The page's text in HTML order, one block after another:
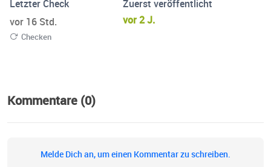
Letzter Check
vor 16 Std.
Checken
Zuerst veröffentlicht
vor 2 J.
Kommentare (0)
Melde Dich an, um einen Kommentar zu schreiben.